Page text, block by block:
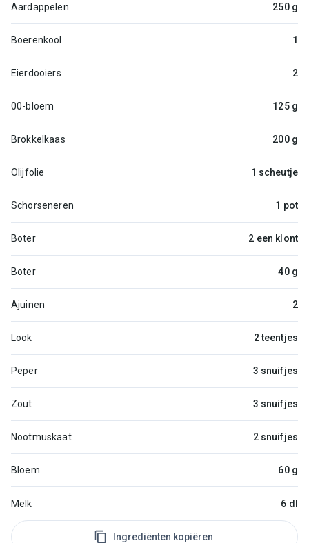
Aardappelen 250 g
Boerenkool 1
Eierdooiers 2
00-bloem 125 g
Brokkelkaas 200 g
Olijfolie 1 scheutje
Schorseneren 1 pot
Boter 2 een klont
Boter 40 g
Ajuinen 2
Look 2 teentjes
Peper 3 snuifjes
Zout 3 snuifjes
Nootmuskaat 2 snuifjes
Bloem 60 g
Melk 6 dl
Ingrediënten kopiëren